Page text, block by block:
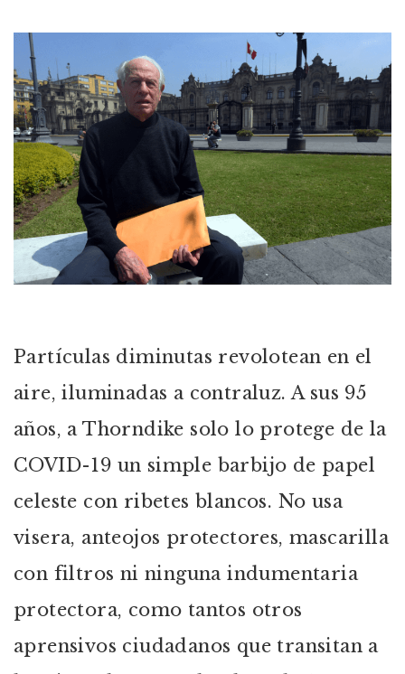
Partículas diminutas revolotean en el
aire, iluminadas a contraluz. A sus 95
años, a Thorndike solo lo protege de la
COVID-19 un simple barbijo de papel
celeste con ribetes blancos. No usa
visera, anteojos protectores, mascarilla
con filtros ni ninguna indumentaria
protectora, como tantos otros
aprensivos ciudadanos que transitan a